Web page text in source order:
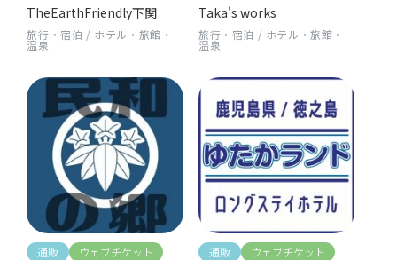
TheEarthFriendly下関
旅行・宿泊 / ホテル・旅館・
温泉
Taka's works
旅行・宿泊 / ホテル・旅館・
温泉
通販
ウェブチケット
通販
ウェブチケット